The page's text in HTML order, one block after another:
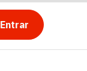
Entrar